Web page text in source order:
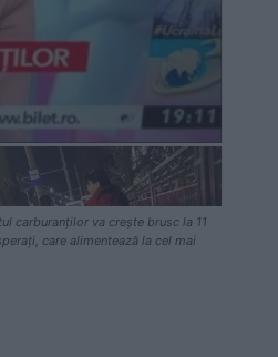
carburanților va crește brusc la 11
care alimentează la cel mai